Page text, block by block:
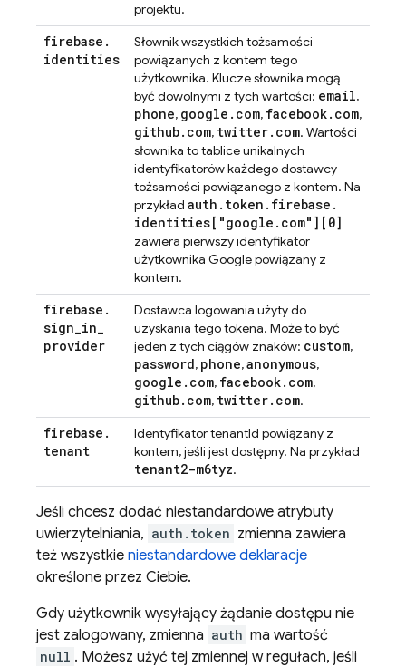
projektu.
firebase .
identities
Słownik wszystkich tożsamości
powiązanych z kontem tego
użytkownika. Klucze słownika mogą
być dowolnymi z tych wartości: email,
phone, google . com, facebook. com,
github. com, twitter. com. Wartości
słownika to tablice unikalnych
identyfikatorów każdego dostawcy
tożsamości powiązanego z kontem. Na
przykład auth . token . firebase .
identities["google . com"][0]
zawiera pierwszy identyfikator
użytkownika Google powiązany z
kontem.
firebase .
sign_in_
provider
Dostawca logowania użyty do
uzyskania tego tokena. Może to być
jeden z tych ciągów znaków: custom,
password, phone,anonymous,
google . com, facebook. com,
github. com, twitter. com.
firebase .
tenant
Identyfikator tenantId powiązany z
kontem, jeśli jest dostępny. Na przykład
tenant2-m6tyz.
Jeśli chcesz dodać niestandardowe atrybuty
uwierzytelniania, auth.token zmienna zawiera
też wszystkie niestandardowe deklaracje
określone przez Ciebie.
Gdy użytkownik wysyłający żądanie dostępu nie
jest zalogowany, zmienna auth ma wartość
null . Możesz użyć tej zmiennej w regułach, jeśli